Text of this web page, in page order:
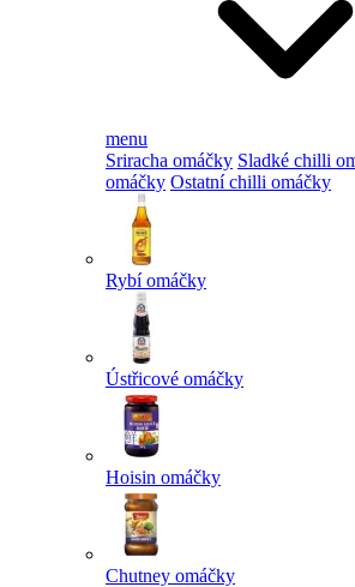
menu
Sriracha omáčky Sladké chilli
omáčky Ostatní chilli omáčky
Rybí omáčky
Ústřicové omáčky
Hoisin omáčky
Chutney omáčky